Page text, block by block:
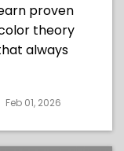
proven
theory
always
Feb 01, 2026